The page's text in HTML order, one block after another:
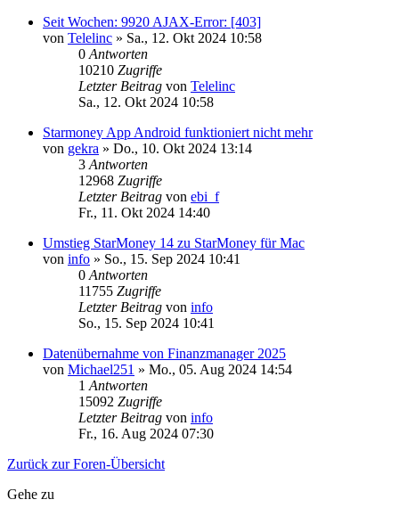
Seit Wochen: 9920 AJAX-Error: [403]
von Telelinc » Sa., 12. Okt 2024 10:58
0 Antworten
10210 Zugriffe
Letzter Beitrag von Telelinc
Sa., 12. Okt 2024 10:58
Starmoney App Android funktioniert nicht mehr
von gekra » Do., 10. Okt 2024 13:14
3 Antworten
12968 Zugriffe
Letzter Beitrag von ebi_f
Fr., 11. Okt 2024 14:40
Umstieg StarMoney 14 zu StarMoney für Mac
von info » So., 15. Sep 2024 10:41
0 Antworten
11755 Zugriffe
Letzter Beitrag von info
So., 15. Sep 2024 10:41
Datenübernahme von Finanzmanager 2025
von Michael251 » Mo., 05. Aug 2024 14:54
1 Antworten
15092 Zugriffe
Letzter Beitrag von info
Fr., 16. Aug 2024 07:30
Zurück zur Foren-Übersicht
Gehe zu